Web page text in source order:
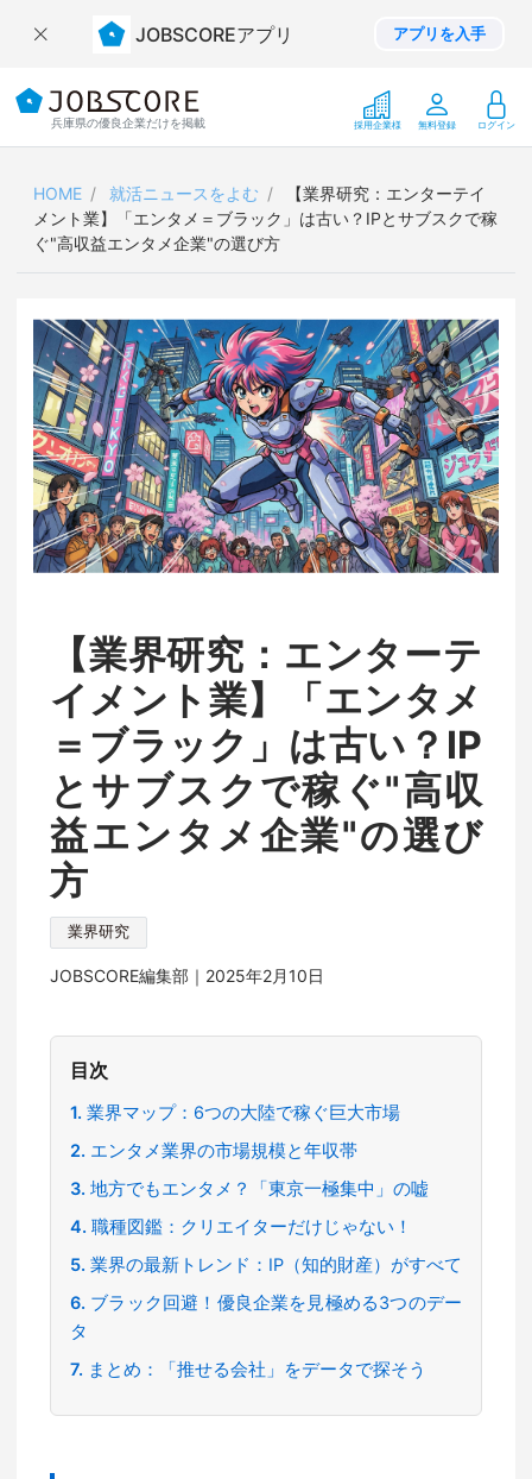
JOBSCOREアプリ アプリを入手
兵庫県の優良企業だけを掲載 採用企業様 無料登録 ログイン
HOME 就活ニュースをよむ
【業界研究：エンターテイ
メント業】「エンタメ＝ブラック」は古い？IPとサブスクで稼
ぐ"高収益エンタメ企業"の選び方
【業界研究：エンターテ
イメント業】「エンタメ
＝ブラック」は古い？IP
とサブスクで稼ぐ"高収
益エンタメ企業"の選び
方
業界研究
JOBSCORE編集部｜ 2025年2月10日
目次
業界マップ：6つの大陸で稼ぐ巨大市場
エンタメ業界の市場規模と年収帯
地方でもエンタメ？「東京一極集中」の嘘
職種図鑑：クリエイターだけじゃない！
業界の最新トレンド：IP（知的財産）がすべて
ブラック回避！優良企業を見極める3つのデー
タ
まとめ：「推せる会社」をデータで探そう